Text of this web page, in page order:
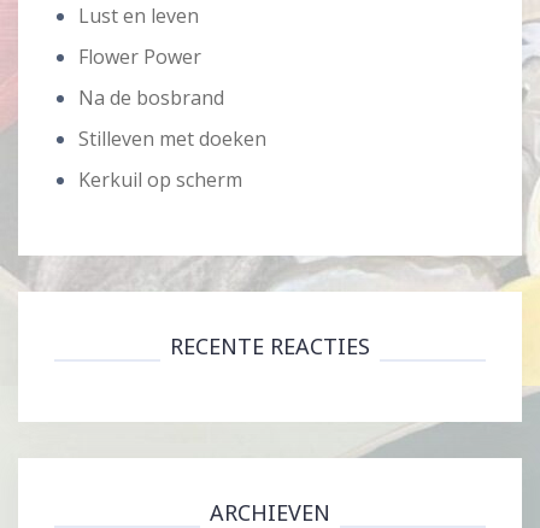
Lust en leven
Flower Power
Na de bosbrand
Stilleven met doeken
Kerkuil op scherm
RECENTE REACTIES
ARCHIEVEN